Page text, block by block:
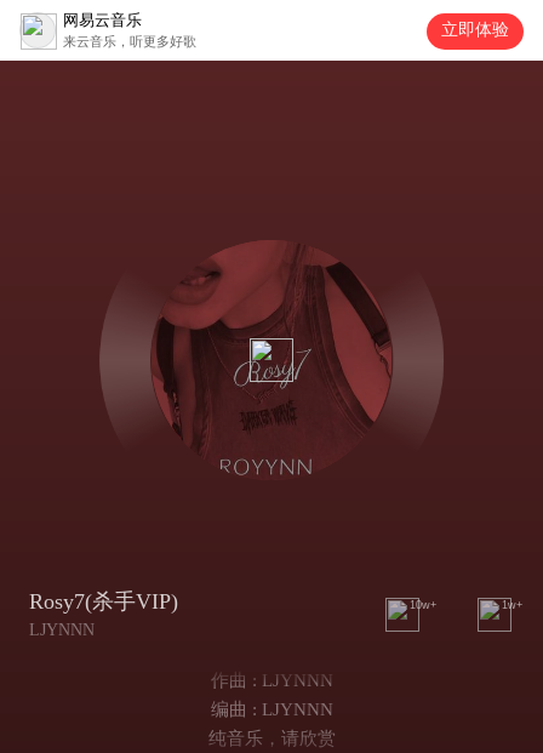
网易云音乐
来云音乐，听更多好歌
立即体验
Rosy7(杀手VIP)
LJYNNN
10w+ 1w+
作曲 : LJYNNN
编曲 : LJYNNN
纯音乐，请欣赏